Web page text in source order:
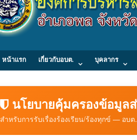
หน้าแรก เกี่ยวกับอบต. บุคลากร
นโยบายคุ้มครองข้อมูล
สำหรับการรับเรื่องร้องเรียน/ร้องทุกข์ — อบต.